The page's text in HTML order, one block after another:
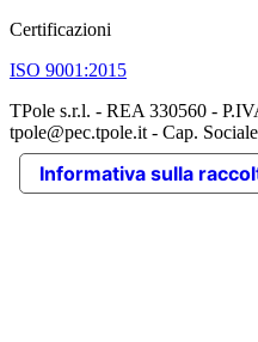
Certificazioni
ISO 9001:2015
TPole s.r.l. - REA 330560 -
tpole@pec.tpole.it - Cap.
Informativa sulla